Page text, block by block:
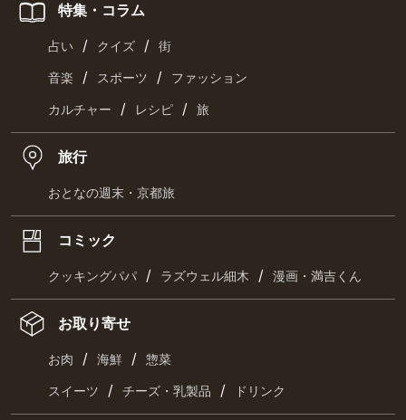
特集・コラム
占い / クイズ / 街
音楽 / スポーツ / ファッション
カルチャー / レシピ / 旅
旅行
おとなの週末・京都旅
コミック
クッキングパパ / ラズウェル細木 / 漫画・満吉くん
お取り寄せ
お肉 / 海鮮 / 惣菜
スイーツ / チーズ・乳製品 / ドリンク